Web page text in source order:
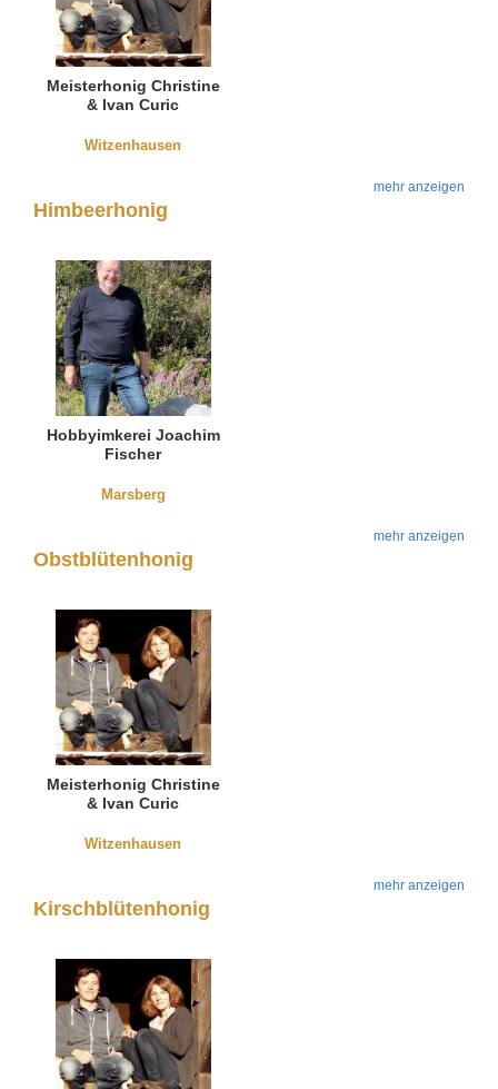
Meisterhonig Christine
& Ivan Curic
Witzenhausen
mehr anzeigen
Himbeerhonig
Hobbyimkerei Joachim
Fischer
Marsberg
mehr anzeigen
Obstblütenhonig
Meisterhonig Christine
& Ivan Curic
Witzenhausen
mehr anzeigen
Kirschblütenhonig